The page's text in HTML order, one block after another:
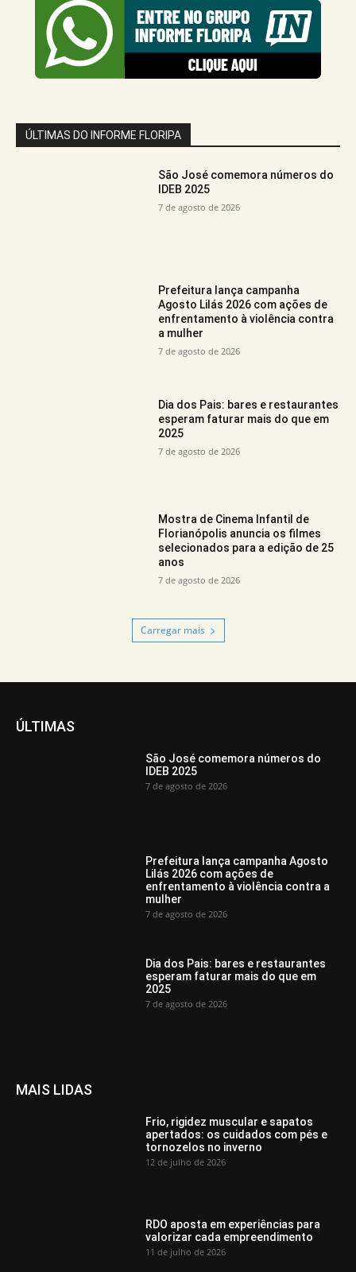
ÚLTIMAS DO INFORME FLORIPA
São José comemora números do
IDEB 2025
7 de agosto de 2026
Prefeitura lança campanha
Agosto Lilás 2026 com ações de
enfrentamento à violência contra
a mulher
7 de agosto de 2026
Dia dos Pais: bares e restaurantes
esperam faturar mais do que em
2025
7 de agosto de 2026
Mostra de Cinema Infantil de
Florianópolis anuncia os filmes
selecionados para a edição de 25
anos
7 de agosto de 2026
Carregar mais
ÚLTIMAS
São José comemora números do
IDEB 2025
7 de agosto de 2026
Prefeitura lança campanha Agosto
Lilás 2026 com ações de
enfrentamento à violência contra a
mulher
7 de agosto de 2026
Dia dos Pais: bares e restaurantes
esperam faturar mais do que em
2025
7 de agosto de 2026
MAIS LIDAS
Frio, rigidez muscular e sapatos
apertados: os cuidados com pés e
tornozelos no inverno
12 de julho de 2026
RDO aposta em experiências para
valorizar cada empreendimento
11 de julho de 2026